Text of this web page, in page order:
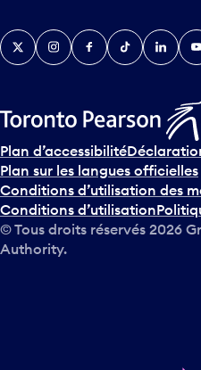
TwitterInstagramFacebook
TikTokLinkedIn
Plan d’accessibilité
Plan sur les langues officielles
Conditions d’utilisation des
Conditions d’utilisation
© Tous droits réservés 2026
Authority.